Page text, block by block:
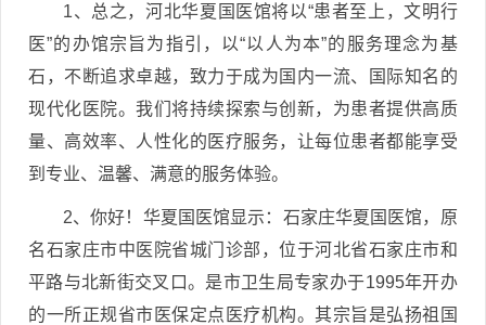
1、总之，河北华夏国医馆将以“患者至上，文明行
医”的办馆宗旨为指引，以“以人为本”的服务理念为基
石，不断追求卓越，致力于成为国内一流、国际知名的
现代化医院。我们将持续探索与创新，为患者提供高质
量、高效率、人性化的医疗服务，让每位患者都能享受
到专业、温馨、满意的服务体验。
2、你好！华夏国医馆显示：石家庄华夏国医馆，原
名石家庄市中医院省城门诊部，位于河北省石家庄市和
平路与北新街交叉口。是市卫生局专家办于1995年开办
的一所正规省市医保定点医疗机构。其宗旨是弘扬祖国